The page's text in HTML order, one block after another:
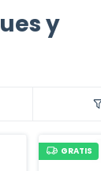
y
GRATIS